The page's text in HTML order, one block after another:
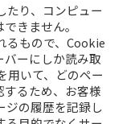
たり、コンピュー
きません。
るもので、Cookie
ーにしか読み取
用いて、どのペー
るため、お客様
ジの履歴を記録し